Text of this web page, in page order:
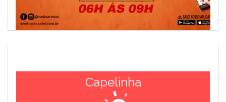
Capelinha